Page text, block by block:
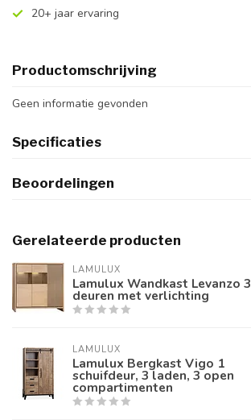
20+ jaar ervaring
Productomschrijving
Geen informatie gevonden
Specificaties
Beoordelingen
Gerelateerde producten
LAMULUX
Lamulux Wandkast Levanzo 3
deuren met verlichting
LAMULUX
Lamulux Bergkast Vigo 1
schuifdeur, 3 laden, 3 open
compartimenten